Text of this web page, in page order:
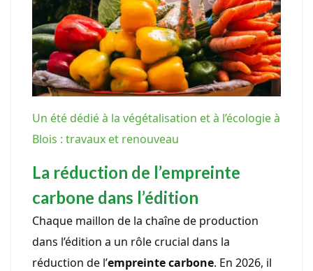
Un été dédié à la végétalisation et à l’écologie à
Blois : travaux et renouveau
La réduction de l’empreinte
carbone dans l’édition
Chaque maillon de la chaîne de production
dans l’édition a un rôle crucial dans la
réduction de l’empreinte carbone. En 2026, il